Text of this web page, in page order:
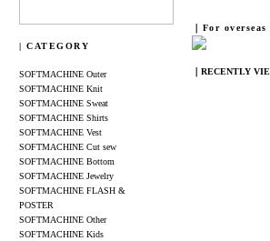
| CATEGORY
SOFTMACHINE Outer
SOFTMACHINE Knit
SOFTMACHINE Sweat
SOFTMACHINE Shirts
SOFTMACHINE Vest
SOFTMACHINE Cut sew
SOFTMACHINE Bottom
SOFTMACHINE Jewelry
SOFTMACHINE FLASH &
POSTER
SOFTMACHINE Other
SOFTMACHINE Kids
｜For
｜RECENTLY